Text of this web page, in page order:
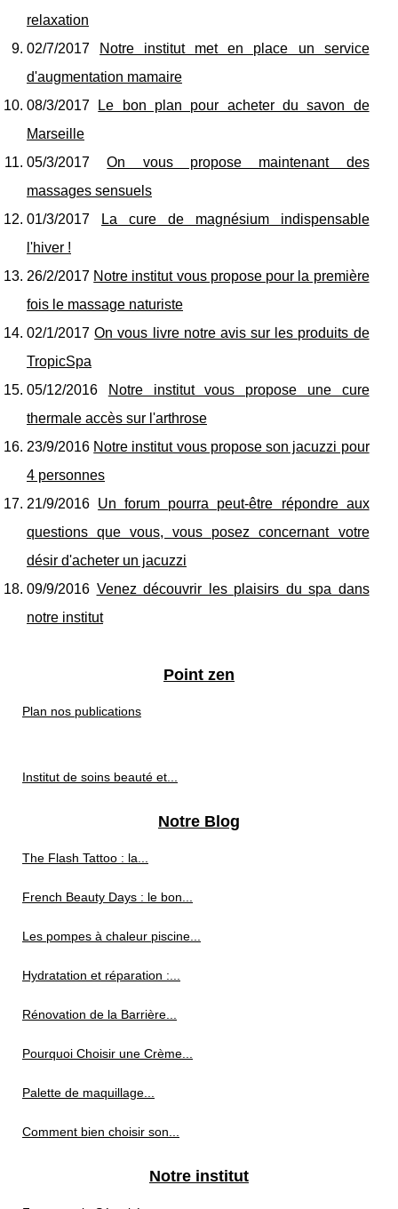
relaxation
02/7/2017
Notre institut met en place un service
d'augmentation mamaire
08/3/2017
Le bon plan pour acheter du savon de
Marseille
05/3/2017On vous propose maintenant des
massages sensuels
01/3/2017
La cure de magnésium indispensable
l'hiver !
26/2/2017 Notre institut vous propose pour la première
fois le massage naturiste
02/1/2017On vous livre notre avis sur les produits de
TropicSpa
05/12/2016
Notre institut vous propose une cure
thermale accès sur l'arthrose
23/9/2016 Notre institut vous propose son jacuzzi pour
4 personnes
21/9/2016 Un forum pourra peut-être répondre aux
questions que vous, vous posez concernant votre
désir d'acheter un jacuzzi
09/9/2016 Venez découvrir les plaisirs du spa dans
notre institut
Point zen
Plan nos publications
Institut de soins beauté et...
Notre Blog
The Flash Tattoo : la...
French Beauty Days : le bon...
Les pompes à chaleur piscine...
Hydratation et réparation :...
Rénovation de la Barrière...
Pourquoi Choisir une Crème...
Palette de maquillage...
Comment bien choisir son...
Notre institut